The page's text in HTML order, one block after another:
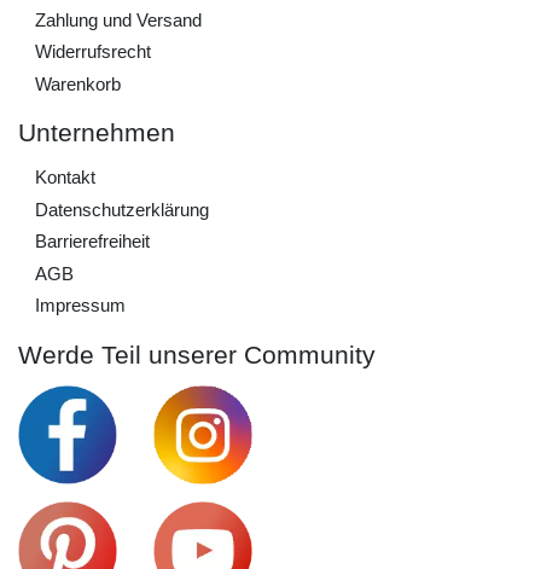
Zahlung und Versand
Widerrufs­recht
Warenkorb
Unternehmen
Kontakt
Daten­schutz­erklärung
Barrierefreiheit
AGB
Impressum
Werde Teil unserer Community